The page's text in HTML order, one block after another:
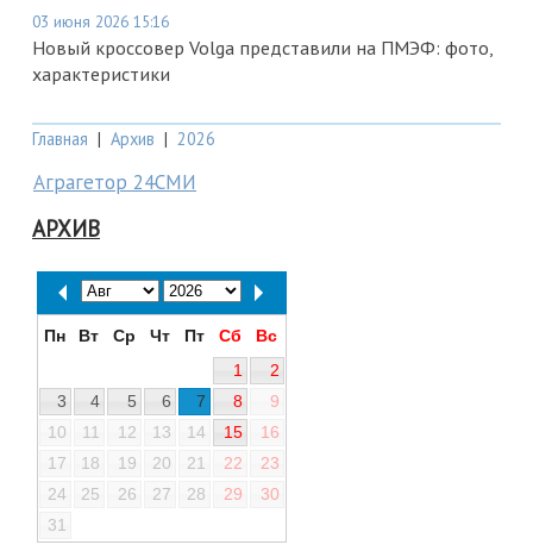
03 июня 2026 15:16
Новый кроссовер Volga представили на ПМЭФ: фото,
характеристики
Главная | Архив | 2026
Аграгетор 24СМИ
АРХИВ
Пн Вт Ср Чт Пт Сб
Вс
1
2
3
4 5 6 7 8
9
10
11 12 13 14 15
16
17
18 19 20 21 22
23
24
25 26 27 28 29
30
31